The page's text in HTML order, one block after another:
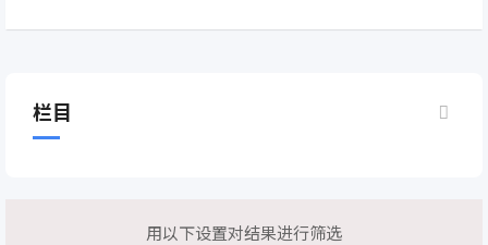
栏目
用以下设置对结果进行筛选